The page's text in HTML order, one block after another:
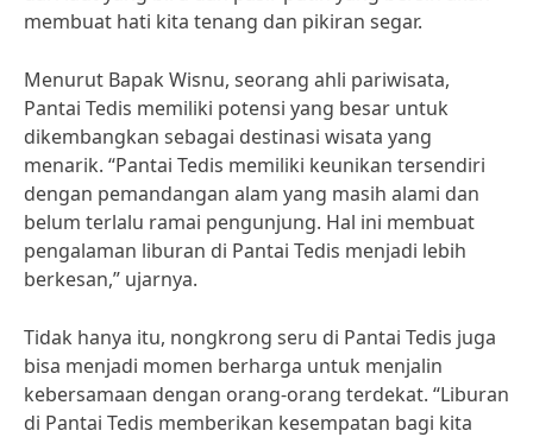
membuat hati kita tenang dan pikiran segar.
Menurut Bapak Wisnu, seorang ahli pariwisata,
Pantai Tedis memiliki potensi yang besar untuk
dikembangkan sebagai destinasi wisata yang
menarik. “Pantai Tedis memiliki keunikan tersendiri
dengan pemandangan alam yang masih alami dan
belum terlalu ramai pengunjung. Hal ini membuat
pengalaman liburan di Pantai Tedis menjadi lebih
berkesan,” ujarnya.
Tidak hanya itu, nongkrong seru di Pantai Tedis juga
bisa menjadi momen berharga untuk menjalin
kebersamaan dengan orang-orang terdekat. “Liburan
di Pantai Tedis memberikan kesempatan bagi kita